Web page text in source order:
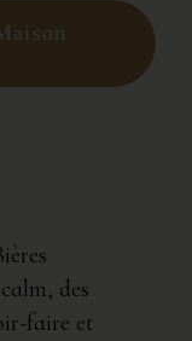
des
faire et